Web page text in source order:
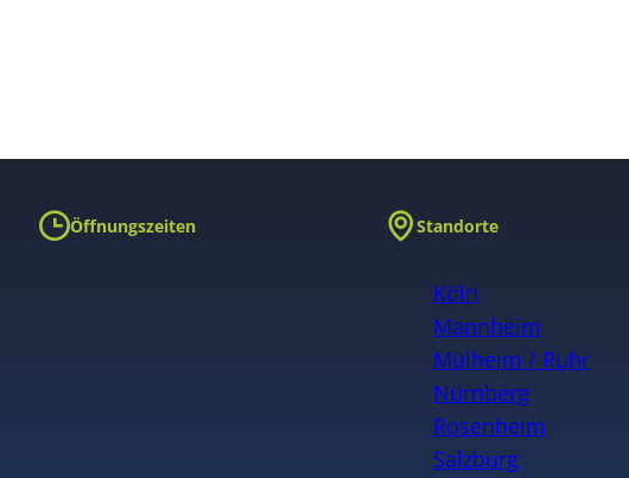
Öffnungszeiten Standorte
Köln
Mannheim
Mülheim / Ruhr
Nürnberg
Rosenheim
Salzburg